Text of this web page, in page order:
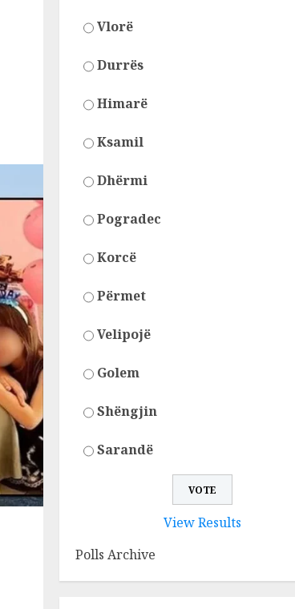
Vlorë
Durrës
Himarë
Ksamil
Dhërmi
Pogradec
Korcë
Përmet
Velipojë
Golem
Shëngjin
Sarandë
View Results
Polls Archive